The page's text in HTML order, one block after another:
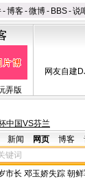
-博客-微博- BBS-说
弄版
网友自建
中国VS芬兰
新闻 网页 博客
市长 邓玉娇失踪 朝鲜